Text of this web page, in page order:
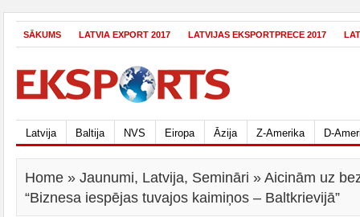
SĀKUMS LATVIA EXPORT 2017 LATVIJAS EKSPORTPRECE 2017
Latvija Baltija NVS Eiropa Āzija Z-Amerika D-
Home » Jaunumi, Latvija, Semināri » Aicinām uz
“Biznesa iespējas tuvajos kaimiņos – Baltkrievijā”